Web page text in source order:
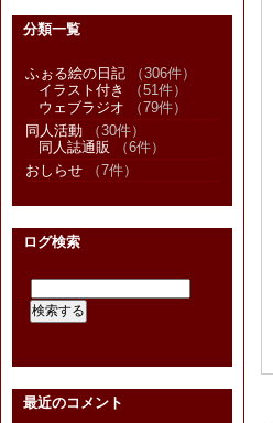
分類一覧
ふぉる絵の日記 （306件）
イラスト付き
（51件）
ウェブラジオ （79件）
同人活動 （30件）
同人誌通販 （6件）
おしらせ （7件）
ログ検索
最近のコメント